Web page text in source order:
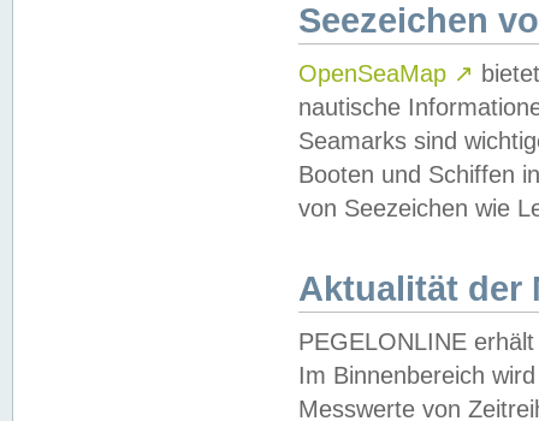
Seezeichen
OpenSeaMap ↗
nautische
Seamarks sind
Booten und Schiffen
von Seezeichen wie
Aktualität der
PEGELONLINE
Im Binnenbereich
Messwerte von